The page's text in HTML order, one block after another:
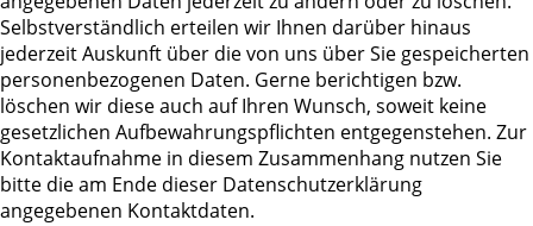
Selbstverständlich erteilen wir Ihnen darüber hinaus
jederzeit Auskunft über die von uns über Sie gespeicherten
personenbezogenen Daten. Gerne berichtigen bzw.
löschen wir diese auch auf Ihren Wunsch, soweit keine
gesetzlichen Aufbewahrungspflichten entgegenstehen. Zur
Kontaktaufnahme in diesem Zusammenhang nutzen Sie
bitte die am Ende dieser Datenschutzerklärung
angegebenen Kontaktdaten.